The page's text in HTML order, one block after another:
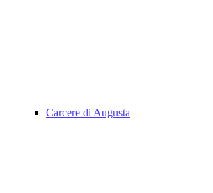
Carcere di Augusta